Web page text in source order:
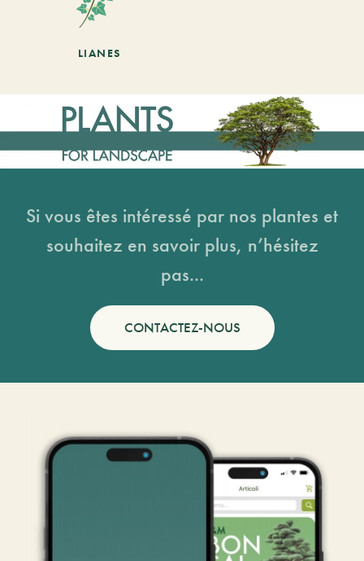
LIANES
Si vous êtes intéressé par nos plantes et
souhaitez en savoir plus, n’hésitez
pas...
CONTACTEZ-NOUS